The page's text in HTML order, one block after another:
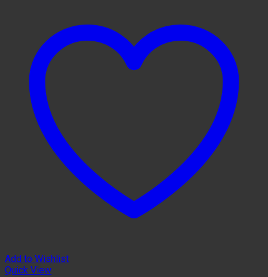
Add to Wishlist
Quick View